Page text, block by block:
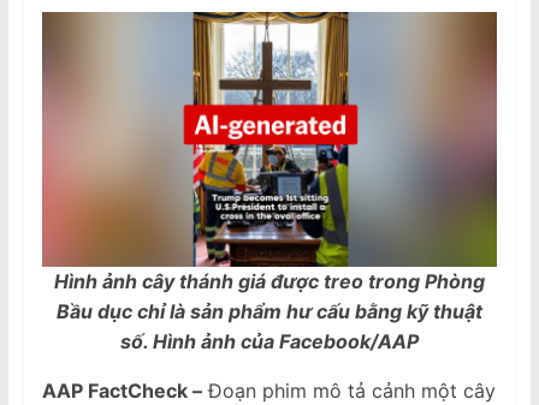
Hình ảnh cây thánh giá được treo trong Phòng
Bầu dục chỉ là sản phẩm hư cấu bằng kỹ thuật
số. Hình ảnh của Facebook/AAP
AAP FactCheck –Đoạn phim mô tả cảnh một cây